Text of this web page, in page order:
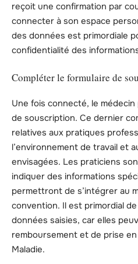
reçoit une confirmation par
connecter à son espace
des données est primordiale
confidentialité des
Compléter le formulaire de
Une fois connecté, le
de souscription. Ce dernier
relatives aux pratiques
l’environnement de travail et
envisagées. Les praticiens
indiquer des informations
permettront de s’intégrer au
convention. Il est primordial
données saisies, car elles
remboursement et de prise en
Maladie.